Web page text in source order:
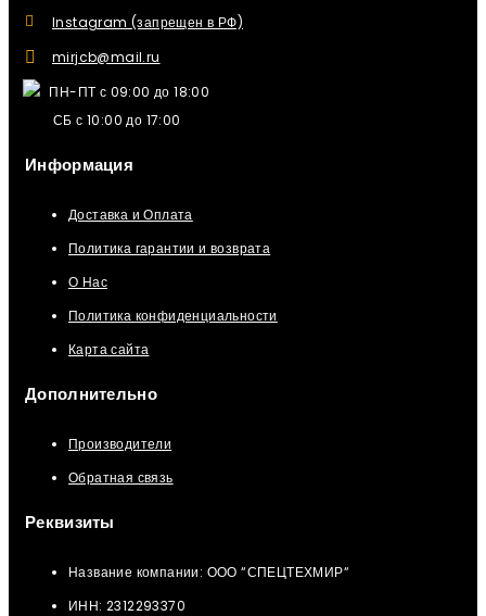
Instagram (запрещен в РФ)
mirjcb@mail.ru
ПН-ПТ с 09:00 до 18:00
СБ с 10:00 до 17:00
Информация
Доставка и Оплата
Политика гарантии и возврата
О Нас
Политика конфиденциальности
Карта сайта
Дополнительно
Производители
Обратная связь
Реквизиты
Название компании: ООО “СПЕЦТЕХМИР“
ИНН: 2312293370